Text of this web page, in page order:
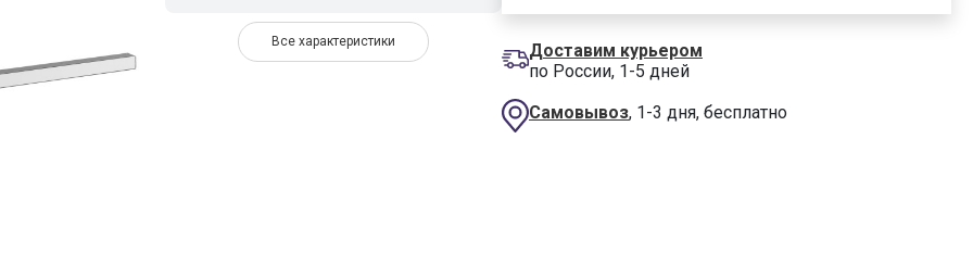
Все характеристики
Доставим курьером
по России, 1-5 дней
Самовывоз, 1-3 дня, бесплатно